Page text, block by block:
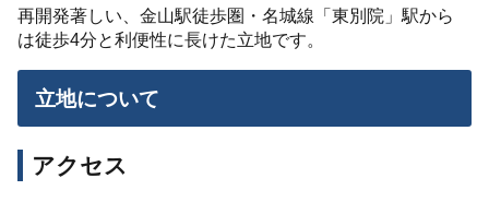
再開発著しい、金山駅徒歩圏・名城線「東別院」駅から
は徒歩4分と利便性に長けた立地です。
立地について
アクセス